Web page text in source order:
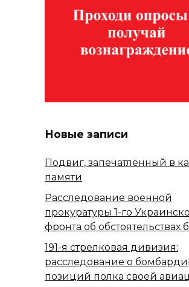
Новые записи
Подвиг, запечатлённый в
памяти
Расследование военной
прокуратуры 1-го
фронта об обстоятельствах
191-я стрелковая дивизия:
расследование о
позиций полка своей